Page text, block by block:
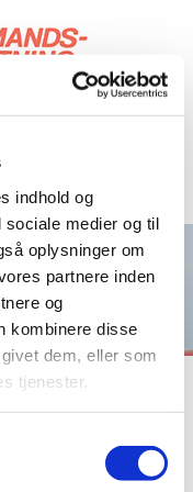
indhold og
medier og til
oplysninger om
partnere inden
og
kombinere disse
dem, eller som
tjenester.
I/S